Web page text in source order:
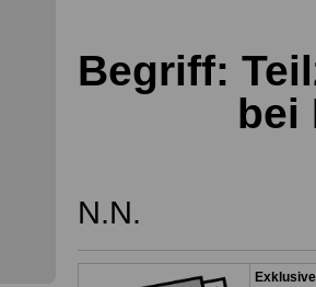
Begriff:
bei
N.N.